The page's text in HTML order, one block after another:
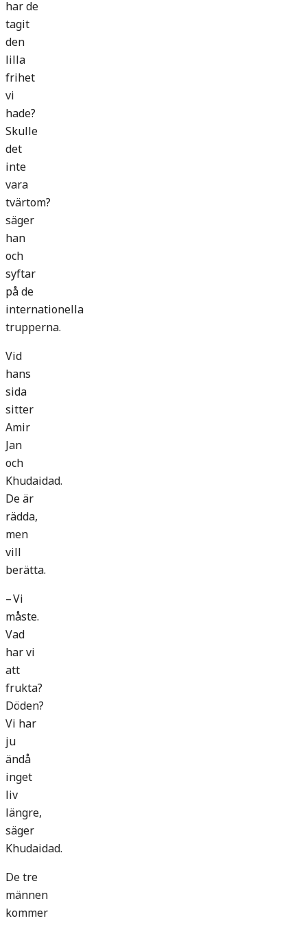
har de
tagit
den
lilla
frihet
vi
hade?
Skulle
det
inte
vara
tvärtom?
säger
han
och
syftar
på de
internationella
trupperna.
Vid
hans
sida
sitter
Amir
Jan
och
Khudaidad.
De är
rädda,
men
vill
berätta.
– Vi
måste.
Vad
har vi
att
frukta?
Döden?
Vi har
ju
ändå
inget
liv
längre,
säger
Khudaidad.
De tre
männen
kommer